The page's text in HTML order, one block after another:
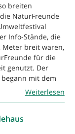
breiten
NaturFreunde
Info-Stände, die
Meter breit waren,
für die
genutzt. Der
mit dem
Weiterlesen